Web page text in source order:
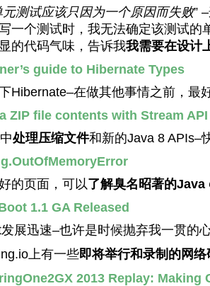
测试应该只因为一个原因而失败”
一个测试时，我无法确定该测试
的代码气味，告诉我我需要在设计
guide to Hibernate Types
Hibernate–在做其他事情之前，最
ZIP file contents with Stream
处理压缩文件和新的Java 8 APIs–
的页面，可以了解臭名昭著的Java
1.1 GA Released
展迅速–也许是时候抛弃我一贯的
上有一些即将举行和录制的网络
2013 Replay: